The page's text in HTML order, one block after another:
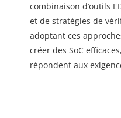
combinaison d’outils
et de stratégies de
adoptant ces
créer des SoC
répondent aux